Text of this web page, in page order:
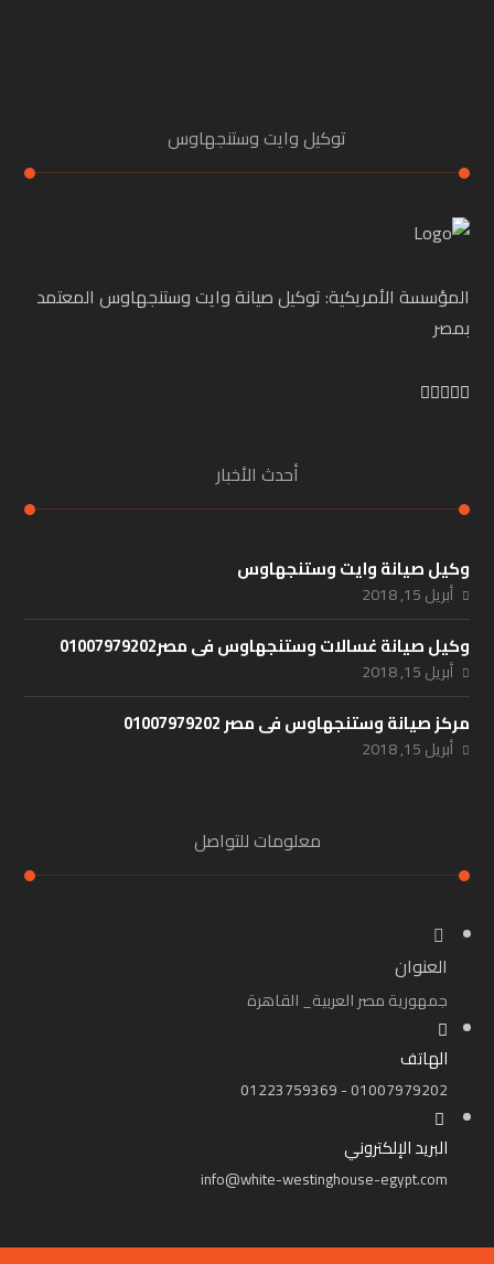
توكيل وايت وستنجهاوس
المؤسسة الأمريكية: توكيل صيانة وايت وستنجهاوس المعتمد
بمصر
أحدث الأخبار
وكيل صيانة وايت وستنجهاوس
أبريل 15, 2018
وكيل صيانة غسالات وستنجهاوس فى مصر01007979202
أبريل 15, 2018
مركز صيانة وستنجهاوس فى مصر 01007979202
أبريل 15, 2018
معلومات للتواصل
العنوان
جمهورية مصر العربية_ القاهرة
الهاتف
01007979202 - 01223759369
البريد الإلكتروني
info@white-westinghouse-egypt.com